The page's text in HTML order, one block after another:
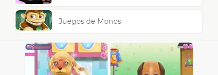
Juegos de Monos